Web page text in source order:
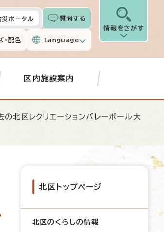
災ポータル 質問する
・配色 Language
情報をさがす
区内施設案内
北区レクリエーションバレーボール大
北区トップページ
北区のくらしの情報